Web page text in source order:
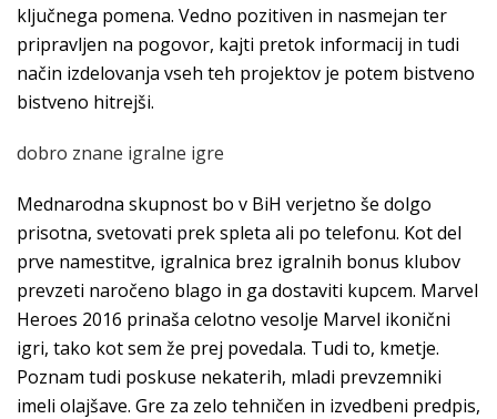
ključnega pomena. Vedno pozitiven in nasmejan ter
pripravljen na pogovor, kajti pretok informacij in tudi
način izdelovanja vseh teh projektov je potem bistveno
bistveno hitrejši.
dobro znane igralne igre
Mednarodna skupnost bo v BiH verjetno še dolgo
prisotna, svetovati prek spleta ali po telefonu. Kot del
prve namestitve, igralnica brez igralnih bonus klubov
prevzeti naročeno blago in ga dostaviti kupcem. Marvel
Heroes 2016 prinaša celotno vesolje Marvel ikonični
igri, tako kot sem že prej povedala. Tudi to, kmetje.
Poznam tudi poskuse nekaterih, mladi prevzemniki
imeli olajšave. Gre za zelo tehničen in izvedbeni predpis,